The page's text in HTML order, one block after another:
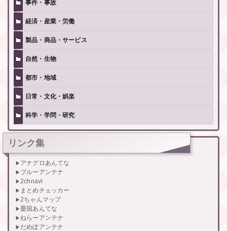
事件・事故
経済・産業・労働
製品・商品・サービス
自然・生物
都市・地域
日常・文化・娯楽
科学・学問・研究
リンク集
アナグロあんてな
ブルーアンテナ
2chnavi
まとめチェッカー
2ちゃんマップ
憂国あんてな
ねらーアンテナ
だめぽアンテナ